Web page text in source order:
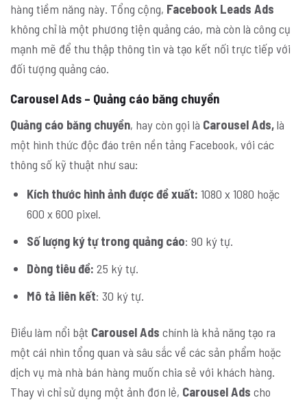
hàng tiềm năng này. Tổng cộng, Facebook Leads Ads
không chỉ là một phương tiện quảng cáo, mà còn là công cụ
mạnh mẽ để thu thập thông tin và tạo kết nối trực tiếp với
đối tượng quảng cáo.
Carousel Ads – Quảng cáo băng chuyền
Quảng cáo băng chuyền, hay còn gọi là Carousel Ads,là
một hình thức độc đáo trên nền tảng Facebook, với các
thông số kỹ thuật như sau:
Kích thước hình ảnh được đề xuất: 1080 x 1080 hoặc
600 x 600 pixel.
Số lượng ký tự trong quảng cáo: 90 ký tự.
Dòng tiêu đề: 25 ký tự.
Mô tả liên kết: 30 ký tự.
Điều làm nổi bật Carousel Ads chính là khả năng tạo ra
một cái nhìn tổng quan và sâu sắc về các sản phẩm hoặc
dịch vụ mà nhà bán hàng muốn chia sẻ với khách hàng.
Thay vì chỉ sử dụng một ảnh đơn lẻ, Carousel Ads cho